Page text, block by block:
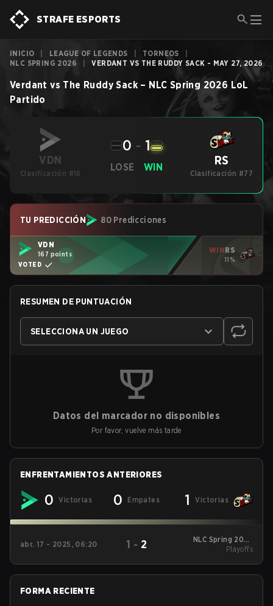
STRAFE ESPORTS
INICIO LEAGUE OF LEGENDS TORNEOS
NLC SPRING 2026
VERDANT VS THE RUDDY SACK - MAY 27, 2026
Verdant vs The Ruddy Sack – NLC Spring 2026 LoL
Partido
VDN
Clasificación #16
LOSE
0 - 1
WIN RS
Clasificación #77
TU PREDICCIÓN 80 Predicciones
VDN
167 points
VOTED
WINRS
11%
RESUMEN DE PUNTUACIÓN
SELECCIONA UN JUEGO
Datos del marcador no disponibles
Por favor, vuelve más tarde
ENFRENTAMIENTOS ANTERIORES
0 Victorias 0 Empates 1 Victorias
abr. 17 - 2025, 06:20 1 - 2
NLC Spring 2025
Playoffs
Playoffs
FORMA RECIENTE